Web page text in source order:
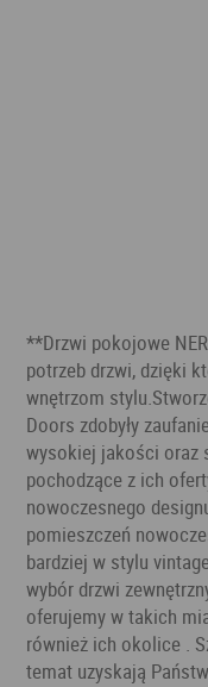
**Drzwi pokojowe
potrzeb drzwi, dzięki
wnętrzom
Doors zdobyły
wysokiej jakości oraz
pochodzące z ich
nowoczesnego
pomieszczeń
bardziej w stylu
wybór drzwi
oferujemy w takich
również ich okolice .
temat uzyskają